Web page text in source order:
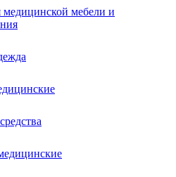
медицинской мебели и